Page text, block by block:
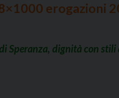
erogazioni
Speranza, dignità con